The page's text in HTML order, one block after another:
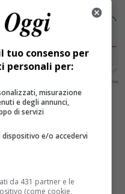
Vercelli,
tuo consenso per
personali per:
misurazione
e degli annunci,
di servizi
e/o accedervi
da 431 partner e le
(come cookie,